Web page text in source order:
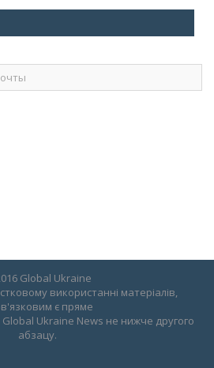
Global Ukraine
використанні матеріалів,
є пряме
Global Ukraine News не нижче другого
абзацу.